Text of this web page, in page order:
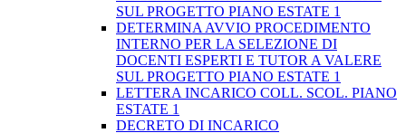
SUL PROGETTO PIANO ESTATE 1
DETERMINA AVVIO PROCEDIMENTO
INTERNO PER LA SELEZIONE DI
DOCENTI ESPERTI E TUTOR A VALERE
SUL PROGETTO PIANO ESTATE 1
LETTERA INCARICO COLL. SCOL. PIANO
ESTATE 1
DECRETO DI INCARICO